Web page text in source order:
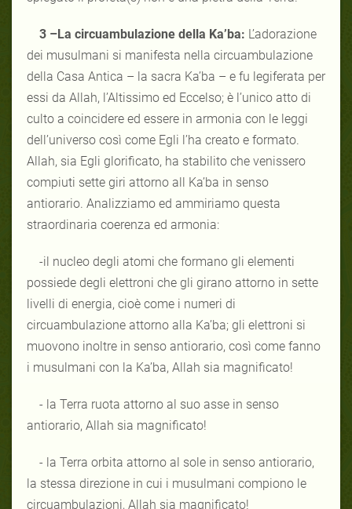
3 –La circuambulazione della Ka’ba: L’adorazione
dei musulmani si manifesta nella circuambulazione
della Casa Antica – la sacra Ka’ba – e fu legiferata per
essi da Allah, l’Altissimo ed Eccelso; è l’unico atto di
culto a coincidere ed essere in armonia con le leggi
dell’universo così come Egli l’ha creato e formato.
Allah, sia Egli glorificato, ha stabilito che venissero
compiuti sette giri attorno all Ka’ba in senso
antiorario. Analizziamo ed ammiriamo questa
straordinaria coerenza ed armonia:
-il nucleo degli atomi che formano gli elementi
possiede degli elettroni che gli girano attorno in sette
livelli di energia, cioè come i numeri di
circuambulazione attorno alla Ka’ba; gli elettroni si
muovono inoltre in senso antiorario, così come fanno
i musulmani con la Ka’ba, Allah sia magnificato!
- la Terra ruota attorno al suo asse in senso
antiorario, Allah sia magnificato!
- la Terra orbita attorno al sole in senso antiorario,
la stessa direzione in cui i musulmani compiono le
circuambulazioni, Allah sia magnificato!